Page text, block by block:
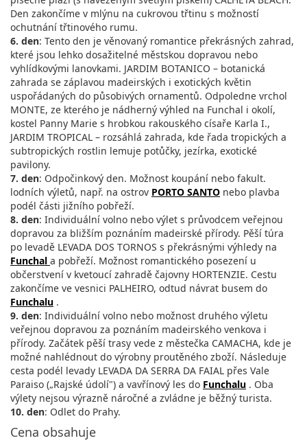
Den zakončíme v mlýnu na cukrovou třtinu s možností
ochutnání třtinového rumu.
6. den: Tento den je věnovaný romantice překrásných zahrad,
které jsou lehko dosažitelné městskou dopravou nebo
vyhlídkovými lanovkami. JARDIM BOTANICO – botanická
zahrada se záplavou madeirských i exotických květin
uspořádaných do působivých ornamentů. Odpoledne vrchol
MONTE, ze kterého je nádherný výhled na Funchal i okolí,
kostel Panny Marie s hrobkou rakouského císaře Karla I.,
JARDIM TROPICAL – rozsáhlá zahrada, kde řada tropických a
subtropických rostlin lemuje potůčky, jezírka, exotické
pavilony.
7. den: Odpočinkový den. Možnost koupání nebo fakult.
lodních výletů, např. na ostrov PORTO SANTO nebo plavba
podél části jižního pobřeží.
8. den: Individuální volno nebo výlet s průvodcem veřejnou
dopravou za bližším poznáním madeirské přírody. Pěší túra
po levadě LEVADA DOS TORNOS s překrásnými výhledy na
Funchal a pobřeží. Možnost romantického posezení u
občerstvení v kvetoucí zahradě čajovny HORTENZIE. Cestu
zakončíme ve vesnici PALHEIRO, odtud návrat busem do
Funchalu .
9. den: Individuální volno nebo možnost druhého výletu
veřejnou dopravou za poznáním madeirského venkova i
přírody. Začátek pěší trasy vede z městečka CAMACHA, kde je
možné nahlédnout do výrobny proutěného zboží. Následuje
cesta podél levady LEVADA DA SERRA DA FAIAL přes Vale
Paraiso („Rajské údolí") a vavřínový les do Funchalu . Oba
výlety nejsou výrazně náročné a zvládne je běžný turista.
10. den: Odlet do Prahy.
Cena obsahuje